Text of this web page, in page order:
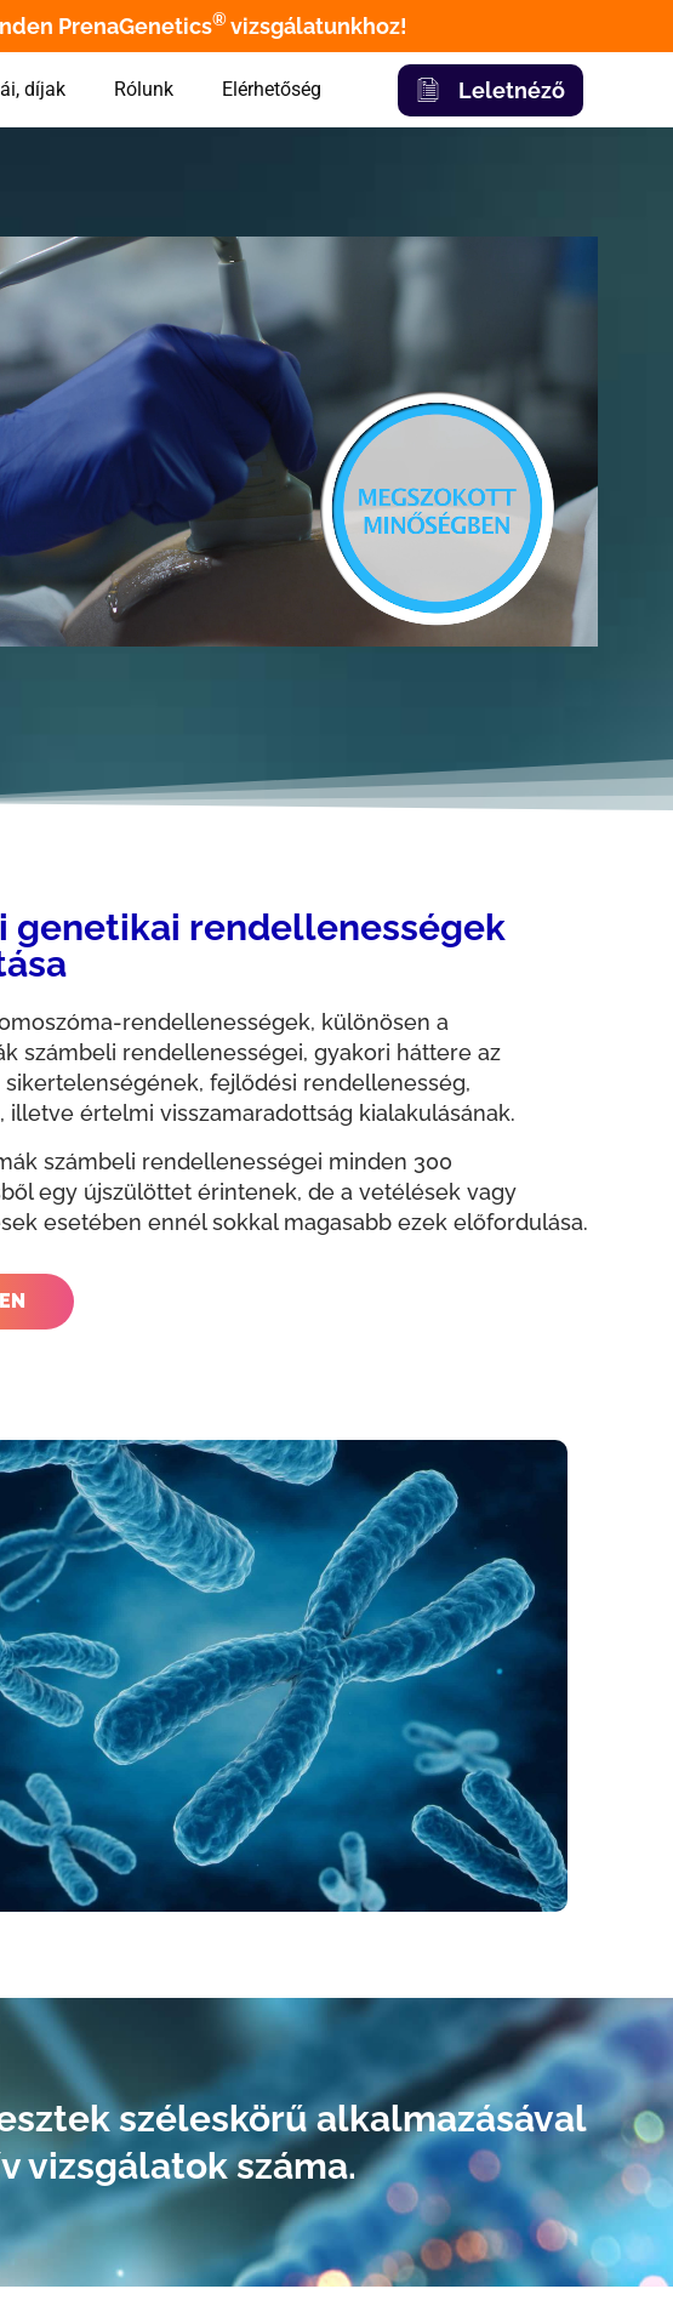
PrenaGenetics®vizsgálatunkhoz!
díjak Rólunk Elérhetőség Leletnéző
genetikai rendellenességek
rendellenességek, különösen a
számbeli rendellenességei, gyakori háttere az
fejlődési rendellenesség,
illetve értelmi visszamaradottság kialakulásának.
számbeli rendellenességei minden 300
egy újszülöttet érintenek, de a vetélések vagy
esetében ennél sokkal magasabb ezek előfordulása.
széleskörű alkalmazásával
vizsgálatok száma.